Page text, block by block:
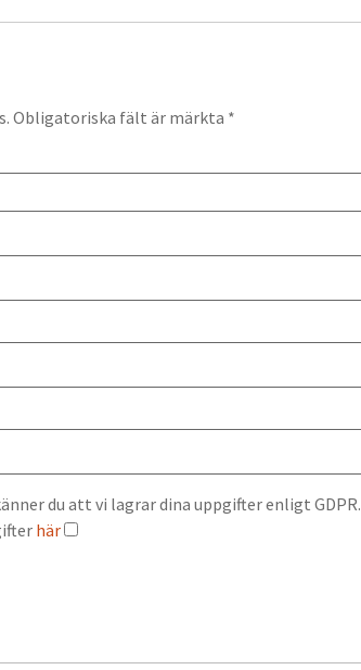
Obligatoriska fält är märkta *
du att vi lagrar dina uppgifter enligt GDPR.
här